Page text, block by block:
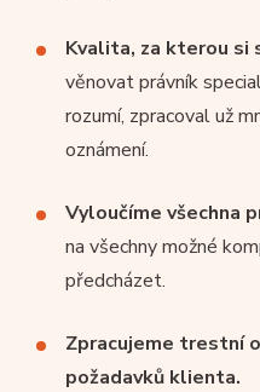
Kvalita, za kterou si
věnovat právník
rozumí, zpracoval už
oznámení.
Vyloučíme všechna
na všechny možné
předcházet.
Zpracujeme trestní
požadavků klienta.